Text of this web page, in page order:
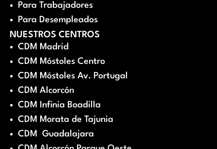
Para Trabajadores
Para Desempleados
NUESTROS CENTROS
CDM Madrid
CDM Móstoles Centro
CDM Móstoles Av. Portugal
CDM Alcorcón
CDM Infinia Boadilla
CDM Morata de Tajunia
CDM Guadalajara